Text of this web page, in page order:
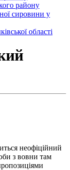
району
сировини у
області
неофіційний
з вовни там